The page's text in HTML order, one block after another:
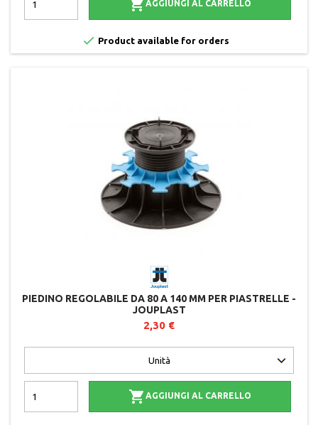
 AGGIUNGI AL CARRELLO
 Product available for orders
PIEDINO REGOLABILE DA 80 A 140 MM PER PIASTRELLE -
JOUPLAST
2,30 €
 AGGIUNGI AL CARRELLO